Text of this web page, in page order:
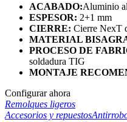
ACABADO:Aluminio
ESPESOR: 2+1 mm
CIERRE: Cierre NexT
MATERIAL
PROCESO DE
soldadura TIG
MONTAJE
Configurar ahora
Remolques ligeros
Accesorios y repuestos